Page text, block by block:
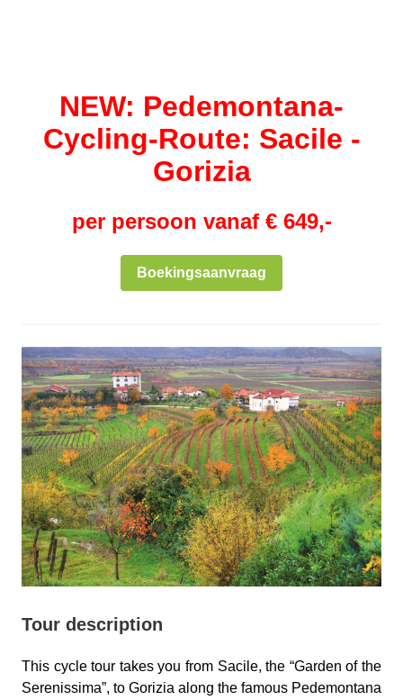
NEW: Pedemontana-
Cycling-Route: Sacile -
Gorizia
per persoon vanaf € 649,-
Boekingsaanvraag
Tour description
This cycle tour takes you from Sacile, the “Garden of the
Serenissima”, to Gorizia along the famous Pedemontana